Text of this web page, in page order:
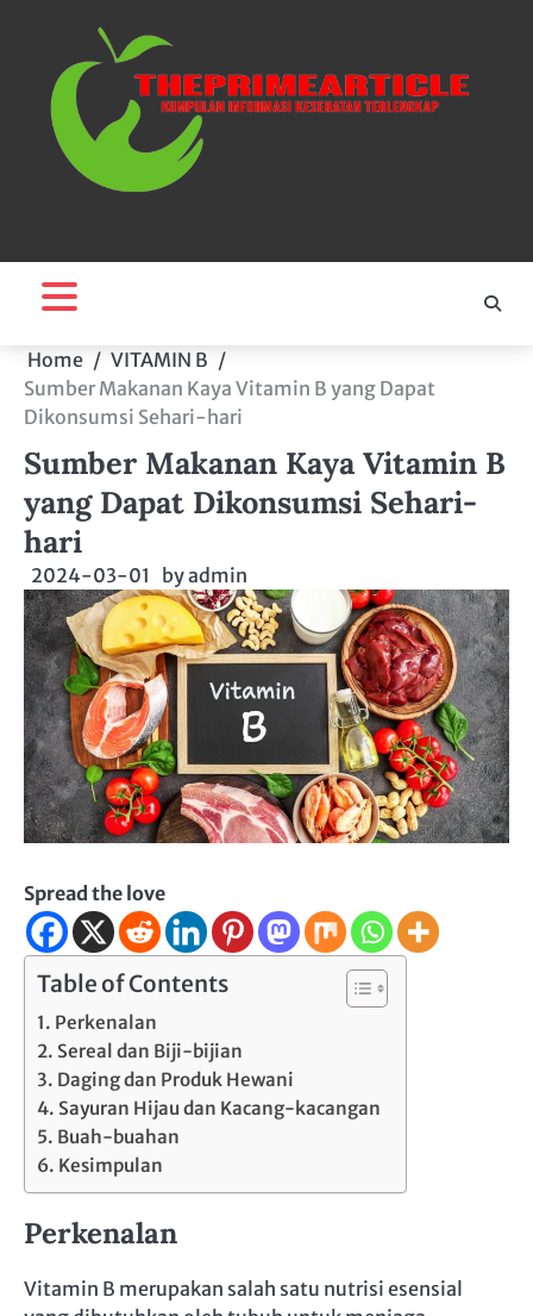
content
Home
VITAMIN B
Sumber Makanan Kaya Vitamin B yang Dapat
Dikonsumsi Sehari-hari
Sumber Makanan Kaya Vitamin B
yang Dapat Dikonsumsi Sehari-
hari
2024-03-01 byadmin
Spread the love
Table of Contents
Perkenalan
Sereal dan Biji-bijian
Daging dan Produk Hewani
Sayuran Hijau dan Kacang-kacangan
Buah-buahan
Kesimpulan
Perkenalan
Vitamin B merupakan salah satu nutrisi esensial